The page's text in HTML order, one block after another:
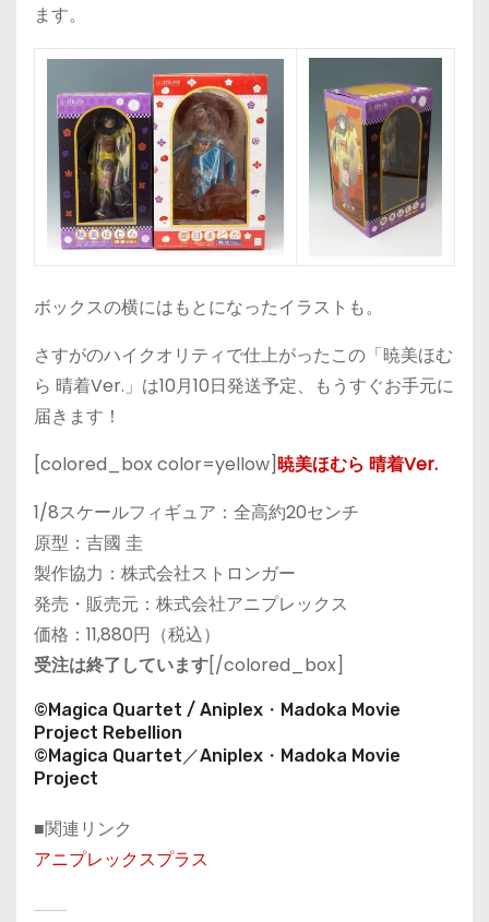
ます。
ボックスの横にはもとになったイラストも。
さすがのハイクオリティで仕上がったこの「暁美ほむ
ら 晴着Ver.」は10月10日発送予定、もうすぐお手元に
届きます！
[colored_box color=yellow]暁美ほむら 晴着Ver.
1/8スケールフィギュア：全高約20センチ
原型：吉國 圭
製作協力：株式会社ストロンガー
発売・販売元：株式会社アニプレックス
価格：11,880円（税込）
受注は終了しています[/colored_box]
©Magica Quartet / Aniplex・Madoka Movie
Project Rebellion
©Magica Quartet／Aniplex・Madoka Movie
Project
■関連リンク
アニプレックスプラス